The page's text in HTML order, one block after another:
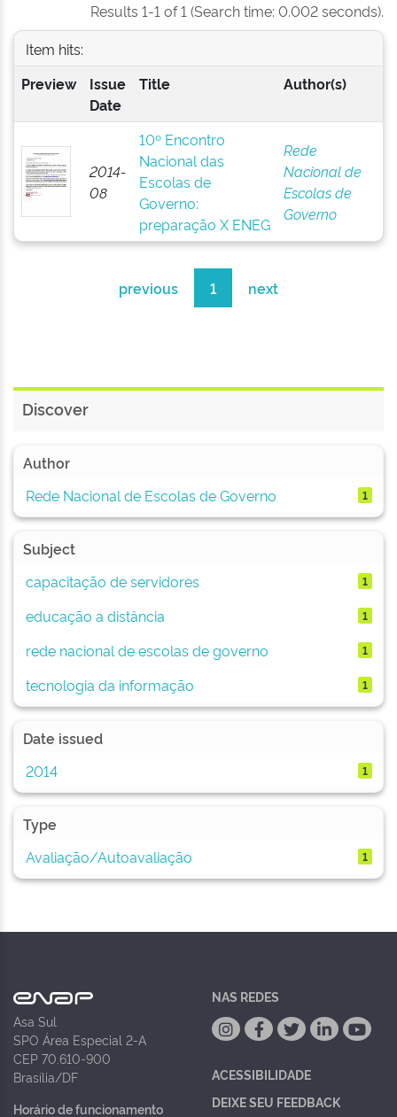
Results 1-1 of 1 (Search time: 0.002 seconds).
Item hits:
Preview
Issue
Date
Title Author(s)
2014-
08
10º Encontro
Nacional das
Escolas de
Governo:
preparação X ENEG
Rede
Nacional de
Escolas de
Governo
previous 1 next
Discover
Author
Rede Nacional de Escolas de Governo
1
Subject
capacitação de servidores
1
educação a distância 1
rede nacional de escolas de governo 1
tecnologia da informação 1
Date issued
2014
1
Type
Avaliação/Autoavaliação
1
Asa Sul
SPO Área Especial 2-A
CEP 70.610-900
Brasília/DF
Horário de funcionamento
NAS REDES
ACESSIBILIDADE
DEIXE SEU FEEDBACK